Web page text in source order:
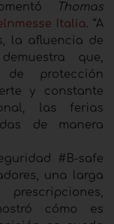
Thomas
Italia. “A
la afluencia de
que,
de protección
y constante
las ferias
de manera
#B-safe
una larga
cómo es